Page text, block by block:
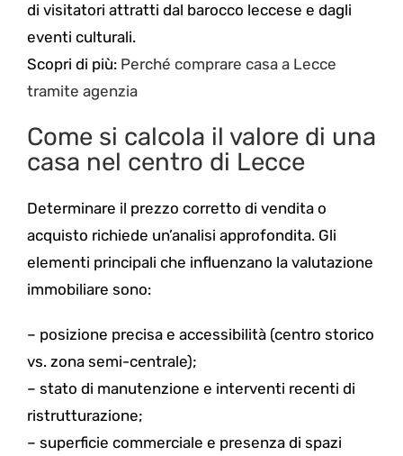
di visitatori attratti dal barocco leccese e dagli
eventi culturali.
Scopri di più: Perché comprare casa a Lecce
tramite agenzia
Come si calcola il valore di una
casa nel centro di Lecce
Determinare il prezzo corretto di vendita o
acquisto richiede un’analisi approfondita. Gli
elementi principali che influenzano la valutazione
immobiliare sono:
– posizione precisa e accessibilità (centro storico
vs. zona semi-centrale);
– stato di manutenzione e interventi recenti di
ristrutturazione;
– superficie commerciale e presenza di spazi